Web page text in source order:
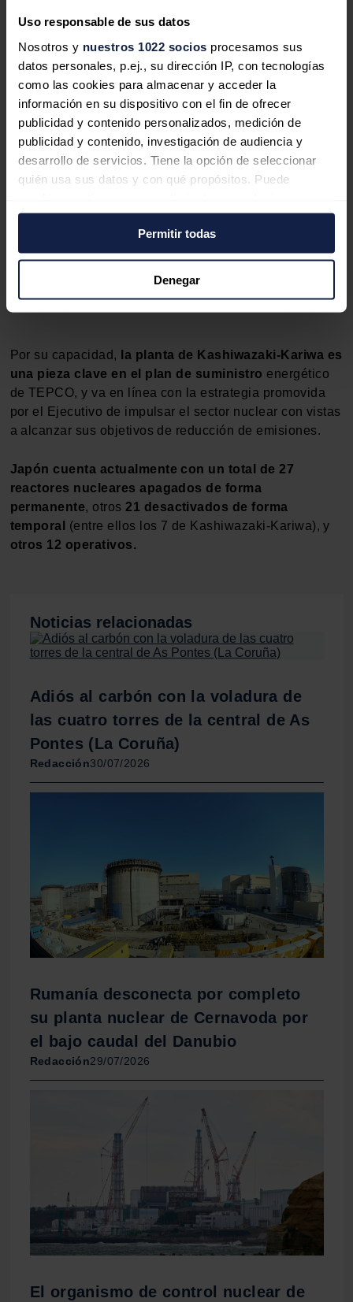
Uso responsable de sus datos
Nosotros y nuestros 1022 socios procesamos sus
datos personales, p.ej., su dirección IP, con tecnologías
como las cookies para almacenar y acceder la
información en su dispositivo con el fin de ofrecer
publicidad y contenido personalizados, medición de
publicidad y contenido, investigación de audiencia y
desarrollo de servicios. Tiene la opción de seleccionar
quién usa sus datos y con qué propósitos. Puede
momento desde la Declaración de cookies o clicando en
el Menú de consentimiento.
Si lo permite, también quisiéramos:
Recopilar información sobre su ubicación
geográfica que puede tener una precisión de varios
Identificar su dispositivo analizándolo activamente
para buscar características específicas (huellas
digitales)
Obtenga más información sobre cómo se procesan sus
datos personales y establezca sus preferencias en la
consentimiento en cualquier momento en la Declaración
de cookies.
Las cookies de este sitio web se usan para personalizar
el contenido y los anuncios, ofrecer funciones de redes
web, quienes pueden combinarla con otra información
que les haya proporcionado o que hayan recopilado a
partir del uso que haya hecho de sus servicios.
Permitir todas
Denegar
Reconocen la responsabilidad
civil de la antigua directiva de
TEPCO por Fukushima
de la antigua directiva de la eléctrica
TEPCO el pago de unos 94.680 millones
accidente de Fukushima.
Por su capacidad,
la planta de Kashiwazaki-Kariwa es
una pieza clave en el plan de suministro energético
de TEPCO, y va en línea con la estrategia promovida
por el Ejecutivo de impulsar el sector nuclear con vistas
a alcanzar sus objetivos de reducción de emisiones.
Japón cuenta actualmente con un total de 27
reactores nucleares apagados de forma
permanente, otros21 desactivados de forma
temporal
(entre ellos los 7 de Kashiwazaki-Kariwa), y
otros 12 operativos.
Noticias relacionadas
Adiós al carbón con la voladura de
las cuatro torres de la central de As
Pontes (La Coruña)
Redacción30/07/2026
Rumanía desconecta por completo
su planta nuclear de Cernavoda por
el bajo caudal del Danubio
Redacción29/07/2026
El organismo de control nuclear de